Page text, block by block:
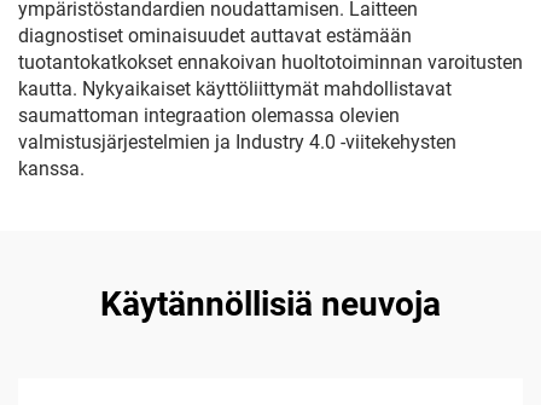
ympäristöstandardien noudattamisen. Laitteen
diagnostiset ominaisuudet auttavat estämään
tuotantokatkokset ennakoivan huoltotoiminnan varoitusten
kautta. Nykyaikaiset käyttöliittymät mahdollistavat
saumattoman integraation olemassa olevien
valmistusjärjestelmien ja Industry 4.0 -viitekehysten
kanssa.
Käytännöllisiä neuvoja